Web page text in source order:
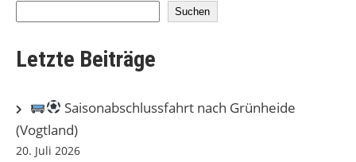
Suchen
Letzte Beiträge
Saisonabschlussfahrt nach Grünheide
(Vogtland)
20. Juli 2026